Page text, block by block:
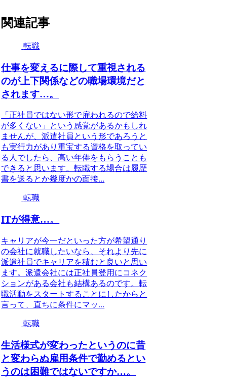
関連記事
転職
仕事を変えるに際して重視される
のが上下関係などの職場環境だと
されます…。
「正社員ではない形で雇われるので給料
が多くない」という感覚があるかもしれ
ませんが、派遣社員という形であろうと
も実行力があり重宝する資格を取ってい
る人でしたら、高い年俸をもらうことも
できると思います。転職する場合は履歴
書を送るとか幾度かの面接...
転職
ITが得意…。
キャリアが今一だといった方が希望通り
の会社に就職したいなら、それより先に
派遣社員でキャリアを積むと良いと思い
ます。派遣会社には正社員登用にコネク
ションがある会社も結構あるのです。転
職活動をスタートすることにしたからと
言って、直ちに条件にマッ...
転職
生活様式が変わったというのに昔
と変わらぬ雇用条件で勤めるとい
うのは困難ではないですか…。